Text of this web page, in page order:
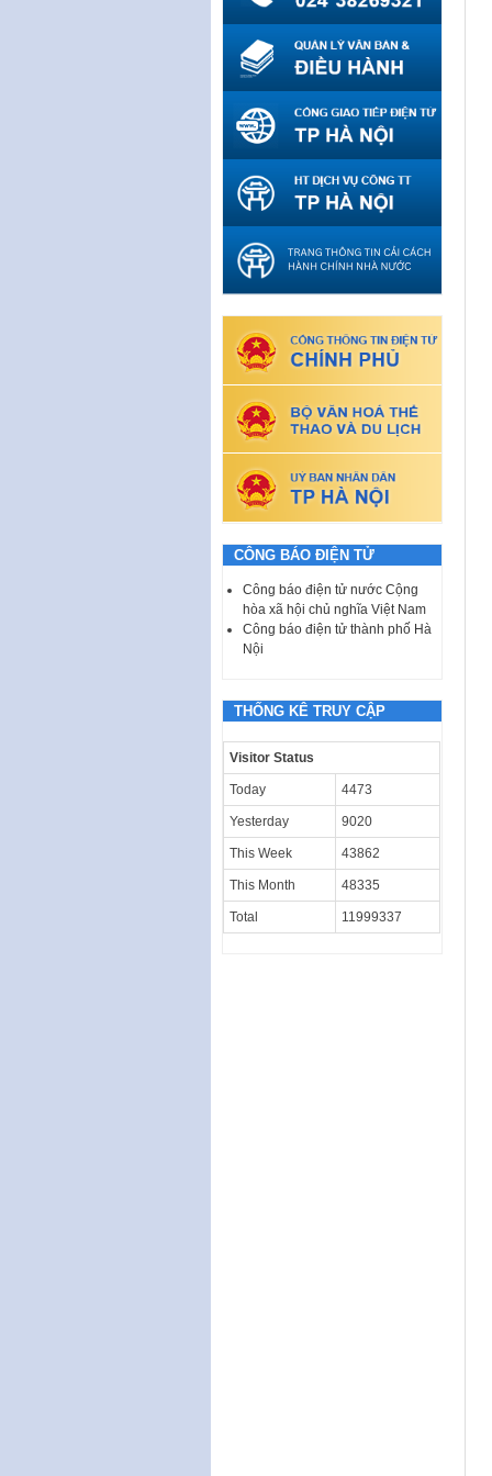
CÔNG BÁO ĐIỆN TỬ
Công báo điện tử nước Cộng
hòa xã hội chủ nghĩa Việt Nam
Công báo điện tử thành phố Hà
Nội
THỐNG KÊ TRUY CẬP
Visitor Status
Today 4473
Yesterday 9020
This Week 43862
This Month 48335
Total 11999337